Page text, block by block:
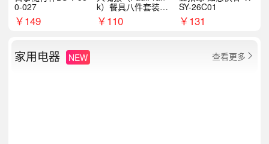
0-027
￥149
k）餐具八件套装HC
T6007
￥110
SY-26C01
￥131
家用电器 NEW 查看更多 